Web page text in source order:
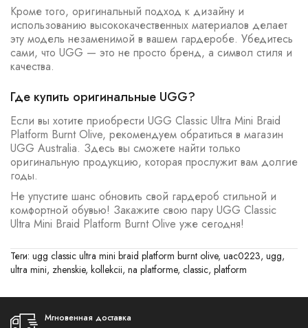
Кроме того, оригинальный подход к дизайну и
использованию высококачественных материалов делает
эту модель незаменимой в вашем гардеробе. Убедитесь
сами, что UGG — это не просто бренд, а символ стиля и
качества.
Где купить оригинальные UGG?
Если вы хотите приобрести UGG Classic Ultra Mini Braid
Platform Burnt Olive, рекомендуем обратиться в магазин
UGG Australia. Здесь вы сможете найти только
оригинальную продукцию, которая прослужит вам долгие
годы.
Не упустите шанс обновить свой гардероб стильной и
комфортной обувью! Закажите свою пару UGG Classic
Ultra Mini Braid Platform Burnt Olive уже сегодня!
Теги: ugg classic ultra mini braid platform burnt olive, uac0223, ugg,
ultra mini, zhenskie, kollekcii, na platforme, classic, platform
Мгновенная доставка